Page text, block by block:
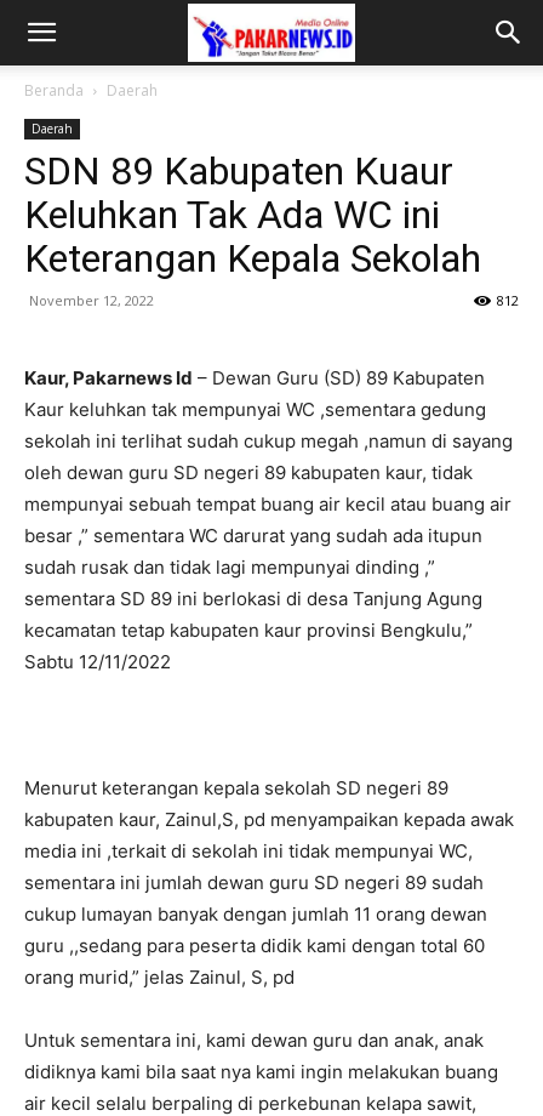
Beranda Daerah
Daerah
SDN 89 Kabupaten Kuaur
Keluhkan Tak Ada WC ini
Keterangan Kepala Sekolah
November 12, 2022 812
Kaur, Pakarnews Id – Dewan Guru (SD) 89 Kabupaten
Kaur keluhkan tak mempunyai WC ,sementara gedung
sekolah ini terlihat sudah cukup megah ,namun di sayang
oleh dewan guru SD negeri 89 kabupaten kaur, tidak
mempunyai sebuah tempat buang air kecil atau buang air
besar ,” sementara WC darurat yang sudah ada itupun
sudah rusak dan tidak lagi mempunyai dinding ,”
sementara SD 89 ini berlokasi di desa Tanjung Agung
kecamatan tetap kabupaten kaur provinsi Bengkulu,”
Sabtu 12/11/2022
Menurut keterangan kepala sekolah SD negeri 89
kabupaten kaur, Zainul,S, pd menyampaikan kepada awak
media ini ,terkait di sekolah ini tidak mempunyai WC,
sementara ini jumlah dewan guru SD negeri 89 sudah
cukup lumayan banyak dengan jumlah 11 orang dewan
guru ,,sedang para peserta didik kami dengan total 60
orang murid,” jelas Zainul, S, pd
Untuk sementara ini, kami dewan guru dan anak, anak
didiknya kami bila saat nya kami ingin melakukan buang
air kecil selalu berpaling di perkebunan kelapa sawit,